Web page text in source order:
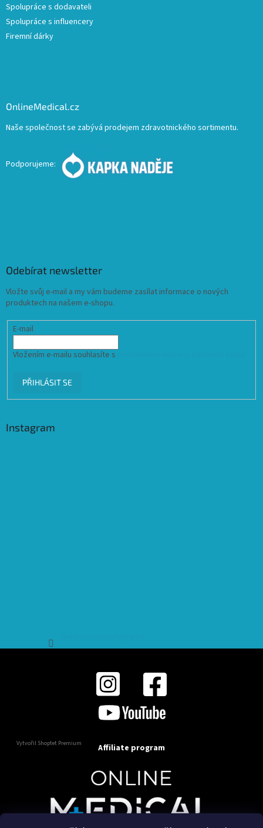
Spolupráce s dodavateli
Spolupráce s influencery
Firemní dárky
OnlineMedical.cz
Naše společnost se zabývá prodejem zdravotnického sortimentu.
Podporujeme:
Odebírat newsletter
Vložte svůj e-mail a my vám budeme zasílat informace o nových
produktech na našem e-shopu.
E-mail
Vložením e-mailu souhlasíte s
PŘIHLÁSIT SE
Instagram
Vytvořil Shoptet Premium Affiliate program